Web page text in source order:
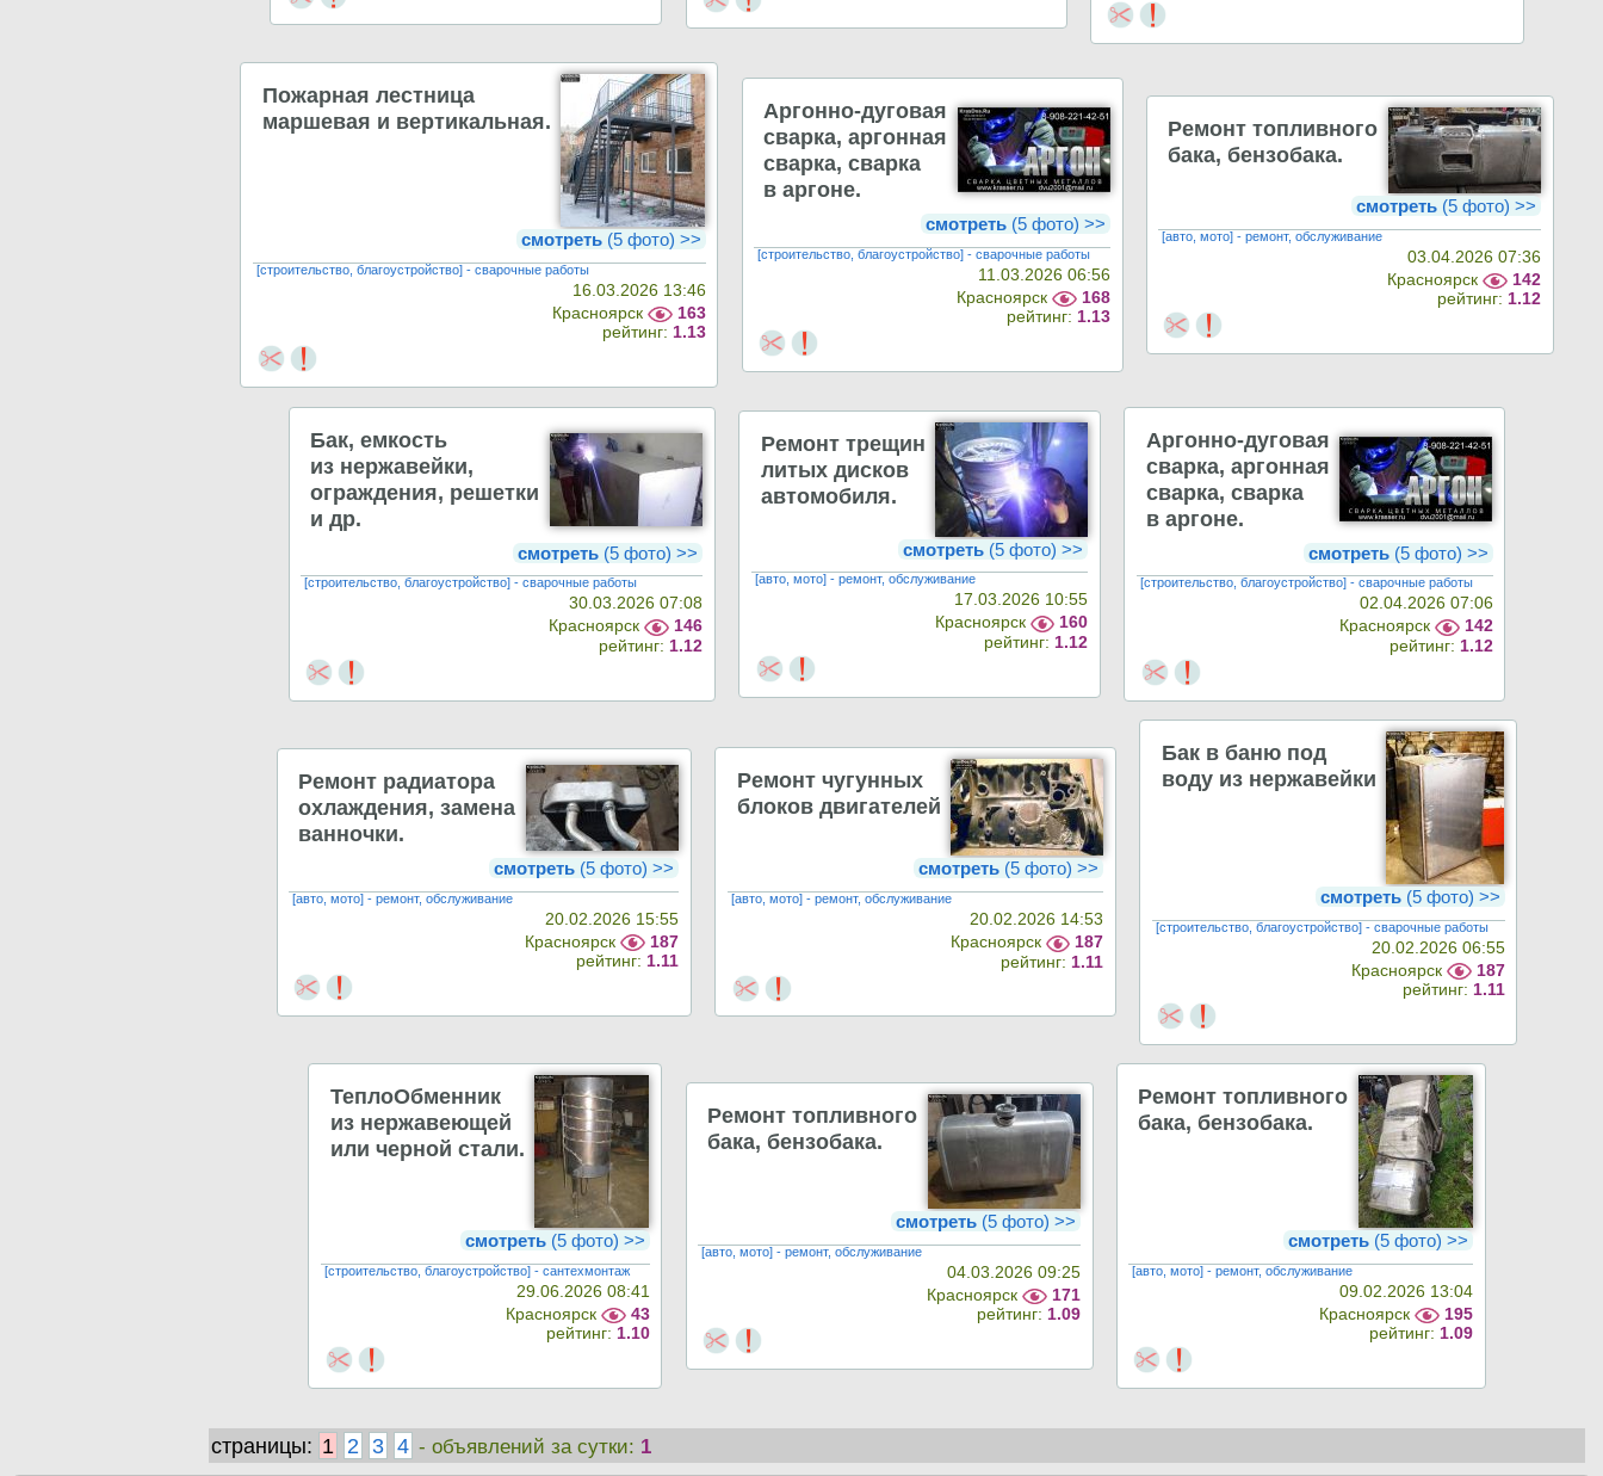
Пожарная лестница
маршевая и вертикальная.
смотреть(5 фото) >>
[строительство, благоустройство] - сварочные работы
16.03.2026 13:46
Красноярск
163
рейтинг: 1.13
Аргонно-дуговая
сварка, аргонная
сварка, сварка
в аргоне.
смотреть(5 фото) >>
[строительство, благоустройство] - сварочные работы
11.03.2026 06:56
Красноярск
168
рейтинг: 1.13
Ремонт топливного
бака, бензобака.
смотреть (5 фото) >>
[авто, мото] - ремонт, обслуживание
03.04.2026 07:36
Красноярск
142
рейтинг:1.12
Бак, емкость
из нержавейки,
ограждения, решетки
и др.
смотреть (5 фото) >>
[строительство, благоустройство] - сварочные работы
30.03.2026 07:08
Красноярск
146
рейтинг: 1.12
Ремонт трещин
литых дисков
автомобиля.
смотреть (5 фото) >>
[авто, мото] - ремонт, обслуживание
17.03.2026 10:55
Красноярск
160
рейтинг: 1.12
Аргонно-дуговая
сварка, аргонная
сварка, сварка
в аргоне.
смотреть(5 фото) >>
[строительство, благоустройство] - сварочные работы
02.04.2026 07:06
Красноярск
142
рейтинг: 1.12
Ремонт радиатора
охлаждения, замена
ванночки.
смотреть (5 фото) >>
[авто, мото] - ремонт, обслуживание
20.02.2026 15:55
Красноярск
187
рейтинг:1.11
Ремонт чугунных
блоков двигателей
смотреть (5 фото) >>
[авто, мото] - ремонт, обслуживание
20.02.2026 14:53
Красноярск
187
рейтинг: 1.11
Бак в баню под
воду из нержавейки
смотреть(5 фото) >>
[строительство, благоустройство] - сварочные работы
20.02.2026 06:55
Красноярск
187
рейтинг: 1.11
ТеплоОбменник
из нержавеющей
или черной стали.
смотреть(5 фото) >>
[строительство, благоустройство] - сантехмонтаж
29.06.2026 08:41
Красноярск
43
рейтинг: 1.10
Ремонт топливного
бака, бензобака.
смотреть(5 фото) >>
[авто, мото] - ремонт, обслуживание
04.03.2026 09:25
Красноярск
171
рейтинг: 1.09
Ремонт топливного
бака, бензобака.
смотреть (5 фото) >>
[авто, мото] - ремонт, обслуживание
09.02.2026 13:04
Красноярск
195
рейтинг:1.09
страницы: 1 2 3 4 - объявлений за сутки: 1